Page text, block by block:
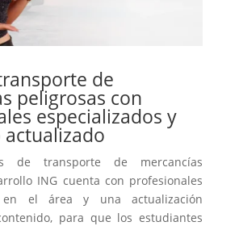
de
peligrosas con
especializados y
de transporte de mercancías
ING cuenta con profesionales
en el área y una actualización
para que los estudiantes